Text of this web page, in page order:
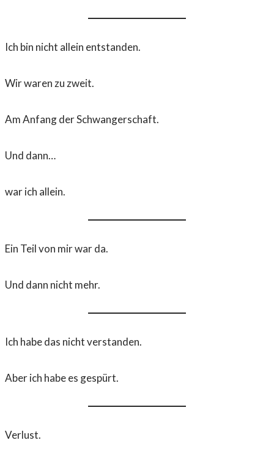
Ich bin nicht allein entstanden.
Wir waren zu zweit.
Am Anfang der Schwangerschaft.
Und dann…
war ich allein.
Ein Teil von mir war da.
Und dann nicht mehr.
Ich habe das nicht verstanden.
Aber ich habe es gespürt.
Verlust.